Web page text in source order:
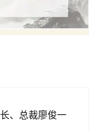
、总裁廖俊一